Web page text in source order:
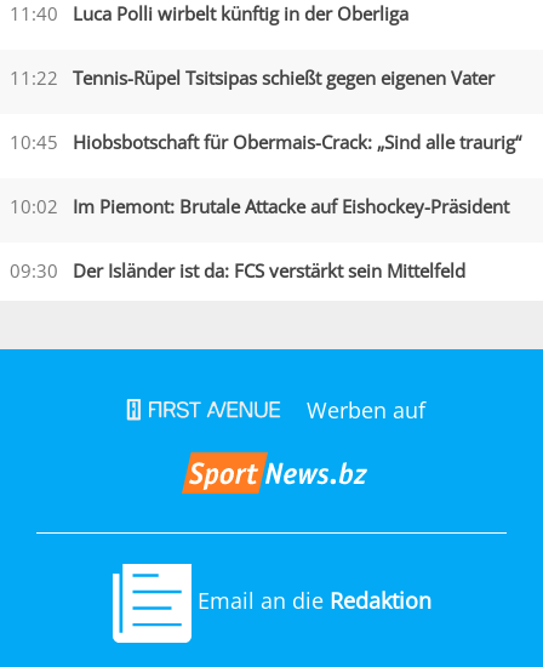
11:40 Luca Polli wirbelt künftig in der Oberliga
11:22 Tennis-Rüpel Tsitsipas schießt gegen eigenen Vater
10:45 Hiobsbotschaft für Obermais-Crack: „Sind alle traurig“
10:02 Im Piemont: Brutale Attacke auf Eishockey-Präsident
09:30 Der Isländer ist da: FCS verstärkt sein Mittelfeld
Werben auf
Email an die Redaktion